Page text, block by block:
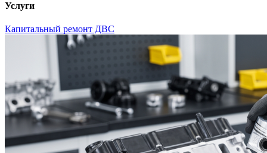
Услуги
Капитальный ремонт ДВС